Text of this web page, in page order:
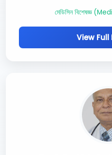
মেডিসিন বিশেষজ্ঞ
View Full